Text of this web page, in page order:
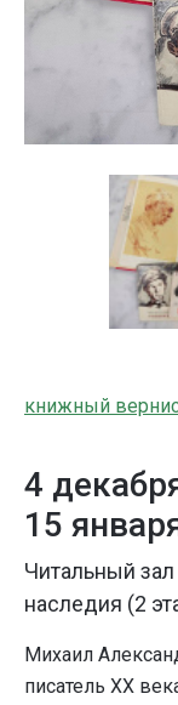
книжный
4
15
Читальный зал
наследия (2
Михаил
писатель ХХ